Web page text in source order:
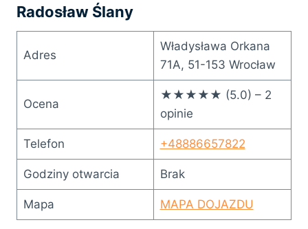
Radosław Ślany
Adres
Władysława Orkana
71A, 51-153 Wrocław
Ocena
★★★★★ (5.0) – 2
opinie
Telefon +48886657822
Godziny otwarcia Brak
Mapa MAPA DOJAZDU